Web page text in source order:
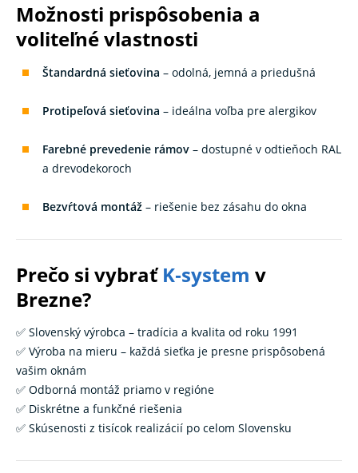
Možnosti prispôsobenia a
voliteľné vlastnosti
Štandardná sieťovina – odolná, jemná a priedušná
Protipeľová sieťovina – ideálna voľba pre alergikov
Farebné prevedenie rámov – dostupné v odtieňoch RAL
a drevodekoroch
Bezvŕtová montáž – riešenie bez zásahu do okna
Prečo si vybraťK‑system v
Brezne?
✅ Slovenský výrobca – tradícia a kvalita od roku 1991
✅ Výroba na mieru – každá sieťka je presne prispôsobená
vašim oknám
✅ Odborná montáž priamo v regióne
✅ Diskrétne a funkčné riešenia
✅ Skúsenosti z tisícok realizácií po celom Slovensku